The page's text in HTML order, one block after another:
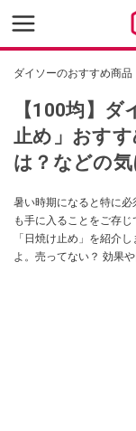
ダイソーのおすすめ商品
【100均】
止め」おす
は？などの
暑い時期になると特に
も手に入ることをご存
「日焼け止め」を紹介
よ。売ってない？ 効果